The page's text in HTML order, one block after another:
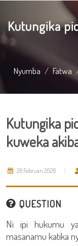
Kutungika
Nyumba Fatwa
Kutungika
kuweka
26 Februari 2026
QUESTION
Ni ipi hukumu
masanamu katika